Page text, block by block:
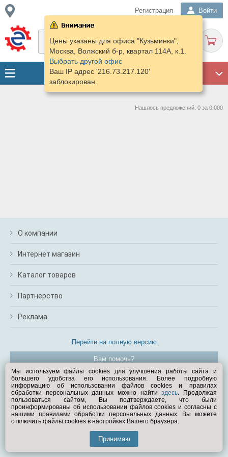
Регистрация Войти
Цены указаны для офиса "Кузьминки",
Москва, Волжский б-р, квартал 114А, к.1.
Выбрать другой офис
Ваш IP адрес '216.73.217.120'
заблокирован.
Нашлось предложений: 0 за 0.000
О компании
Интернет магазин
Каталог товаров
Партнерство
Реклама
Перейти на полную версию
Вам помочь?
© Exist.ru 1998—2026
Мы используем файлы cookies для улучшения работы сайта и
большего удобства его использования. Более подробную
информацию об использовании файлов cookies и правилах
обработки персональных данных можно найтиздесь. Продолжая
пользоваться сайтом, Вы подтверждаете, что были
проинформированы об использовании файлов cookies и согласны с
нашими правилами обработки персональных данных. Вы можете
отключить файлы cookies в настройках Вашего браузера.
Принимаю